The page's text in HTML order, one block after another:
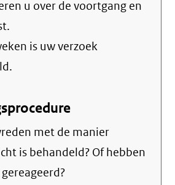
u over de voortgang en
is uw verzoek
met de manier
is behandeld? Of hebben